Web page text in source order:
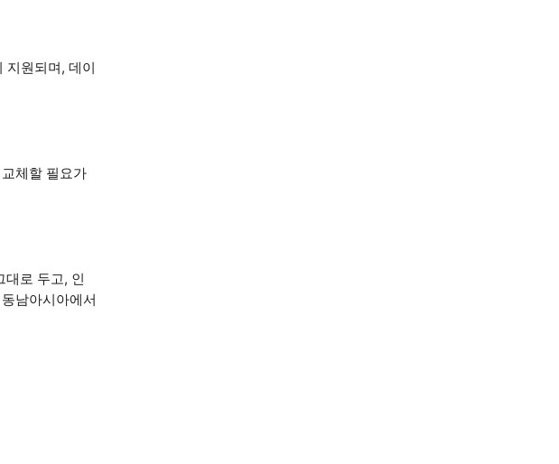
지원되며, 데이
체할 필요가
대로 두고, 인
남아시아에서